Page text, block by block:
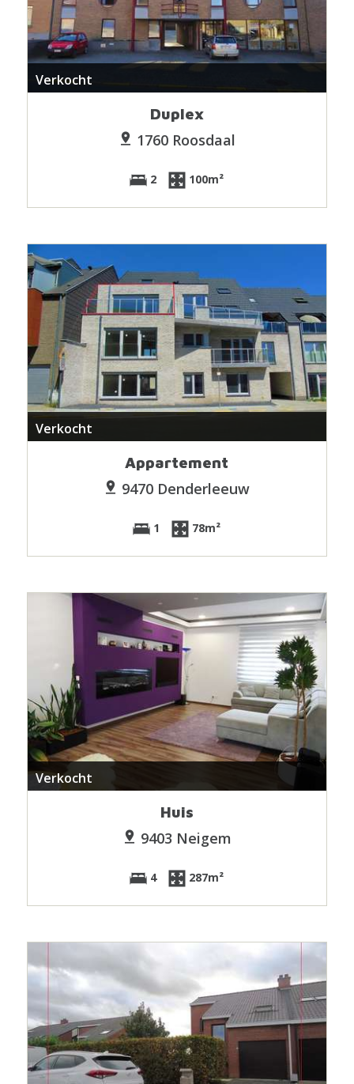
Verkocht
Duplex
1760 Roosdaal
2 100m²
Verkocht
Appartement
9470 Denderleeuw
1 78m²
Verkocht
Huis
9403 Neigem
4 287m²